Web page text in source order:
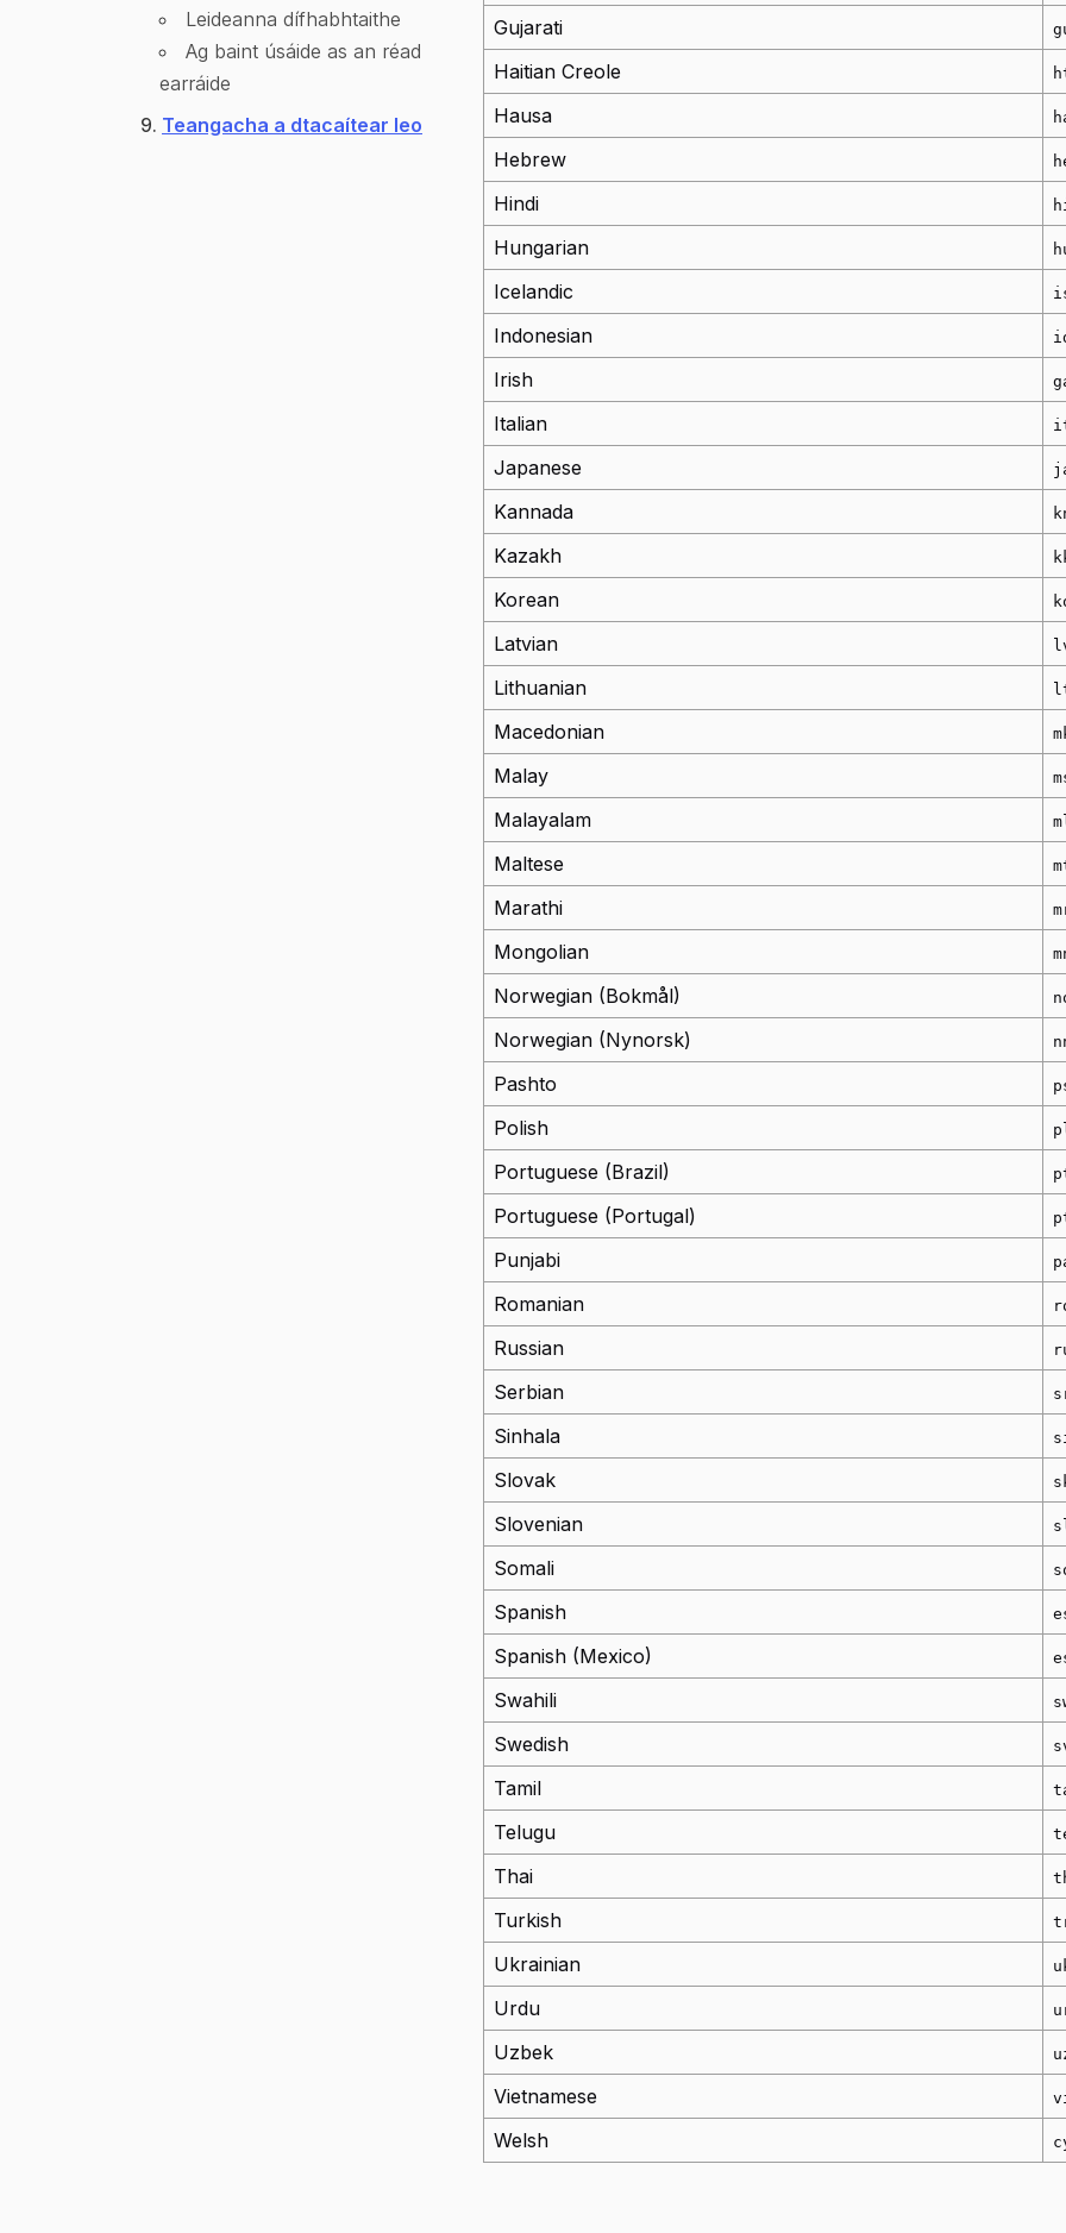
Leideanna dífhabhtaithe
Ag baint úsáide as an réad
earráide
Teangacha a dtacaítear leo
Gujarati
Haitian Creole
Hausa
Hebrew
Hindi
Hungarian
Icelandic
Indonesian
Irish
Italian
Japanese
Kannada
Kazakh
Korean
Latvian
Lithuanian
Macedonian
Malay
Malayalam
Maltese
Marathi
Mongolian
Norwegian (Bokmål)
Norwegian (Nynorsk)
Pashto
Polish
Portuguese (Brazil)
Portuguese (Portugal)
Punjabi
Romanian
Russian
Serbian
Sinhala
Slovak
Slovenian
Somali
Spanish
Spanish (Mexico)
Swahili
Swedish
Tamil
Telugu
Thai
Turkish
Ukrainian
Urdu
Uzbek
Vietnamese
Welsh